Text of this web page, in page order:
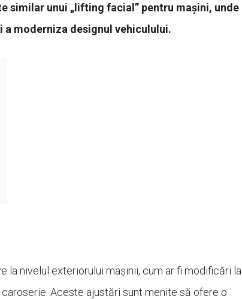
similar unui „lifting facial” pentru mașini, unde
moderniza designul vehiculului.
nivelul exteriorului mașinii, cum ar fi modificări la
Aceste ajustări sunt menite să ofere o